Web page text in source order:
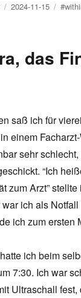
Posted
2024-11-15 Tags
das
saß ich für
einem
sehr
“Ich
zum Arzt”
ich als
ich zum ersten
ich beim
7:30. Ich war
Ultraschall